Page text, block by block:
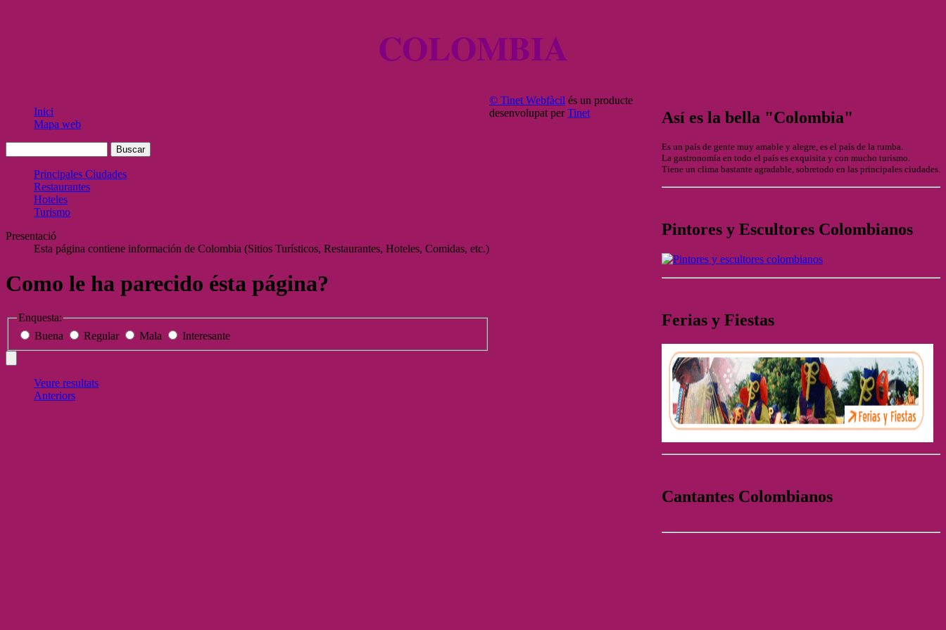
COLOMBIA
Inici
Mapa web
Principales Ciudades
Restaurantes
Hoteles
Turismo
Presentació
Esta página contiene información de Colombia (Sitios Turísticos, Restaurantes, Hoteles, Comidas, etc.)
Como le ha parecido ésta página?
Enquesta:
Buena
Regular Mala Interesante
Veure resultats
Anteriors
Así es la bella "Colombia"
Es un país de gente muy amable y alegre, es el país de la rumba.
La gastronomía en todo el país es exquisita y con mucho turismo.
Tiene un clima bastante agradable, sobretodo en las principales ciudades.
Pintores y Escultores Colombianos
Ferias y Fiestas
Cantantes Colombianos
© Tinet Webfàcil és un producte
desenvolupat perTinet